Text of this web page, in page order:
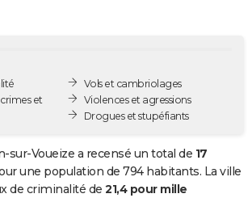
et
Vols et cambriolages
Violences et agressions
Drogues et stupéfiants
sur-Voueize a recensé un total de 17
une population de 794 habitants. La ville
de criminalité de 21,4 pour mille